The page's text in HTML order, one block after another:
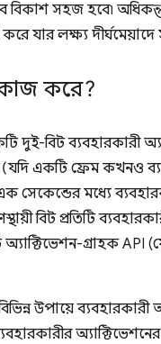
বিকাশ সহজ হবে৷
যার লক্ষ্য
করে?
দুই-বিট ব্যবহারকারী
(যদি একটি ফ্রেম কখনও
সেকেন্ডের মধ্যে
বিট প্রতিটি
গ্রাহক API
উপায়ে ব্যবহারকারী